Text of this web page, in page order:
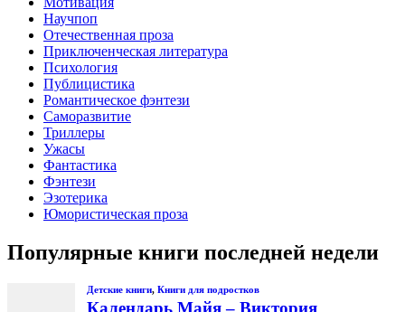
Научпоп
Отечественная проза
Приключенческая литература
Психология
Публицистика
Романтическое фэнтези
Саморазвитие
Триллеры
Ужасы
Фантастика
Фэнтези
Эзотерика
Юмористическая проза
Популярные книги последней недели